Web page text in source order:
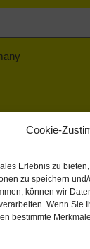
Cookie-
Erlebnis zu
zu speichern
können wir
Wenn Sie
bestimmte